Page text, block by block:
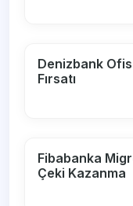
Denizbank Ofis
Fırsatı
Fibabanka
Çeki Kazanma